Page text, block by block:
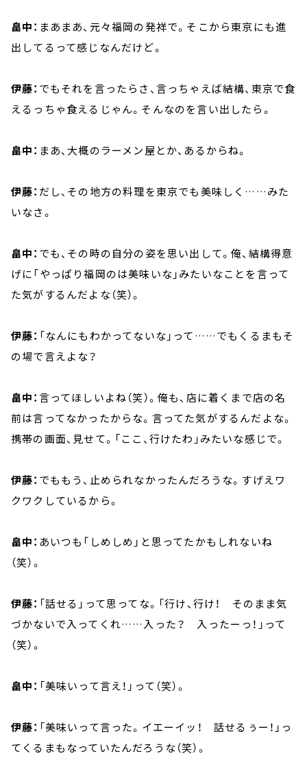
畠中： まあまあ、元々福岡の発祥で。そこから東京にも進
出してるって感じなんだけど。
伊藤： でもそれを言ったらさ、言っちゃえば結構、東京で食
えるっちゃ食えるじゃん。そんなのを言い出したら。
畠中： まあ、大概のラーメン屋とか、あるからね。
伊藤： だし、その地方の料理を東京でも美味しく……みた
いなさ。
畠中： でも、その時の自分の姿を思い出して。俺、結構得意
げに「やっぱり福岡のは美味いな」みたいなことを言って
た気がするんだよな（笑）。
伊藤： 「なんにもわかってないな」って……でもくるまもそ
の場で言えよな？
畠中：言ってほしいよね（笑）。俺も、店に着くまで店の名
前は言ってなかったからな。言ってた気がするんだよな。
携帯の画面、見せて。「ここ、行けたわ」みたいな感じで。
伊藤： でももう、止められなかったんだろうな。すげえワ
クワクしているから。
畠中： あいつも「しめしめ」と思ってたかもしれないね
（笑）。
伊藤： 「話せる」って思ってな。「行け、行け！ そのまま気
づかないで入ってくれ……入った？ 入ったーっ！」って
（笑）。
畠中： 「美味いって言え！」って（笑）。
伊藤： 「美味いって言った。イエーイッ！ 話せるぅー！」っ
てくるまもなっていたんだろうな（笑）。